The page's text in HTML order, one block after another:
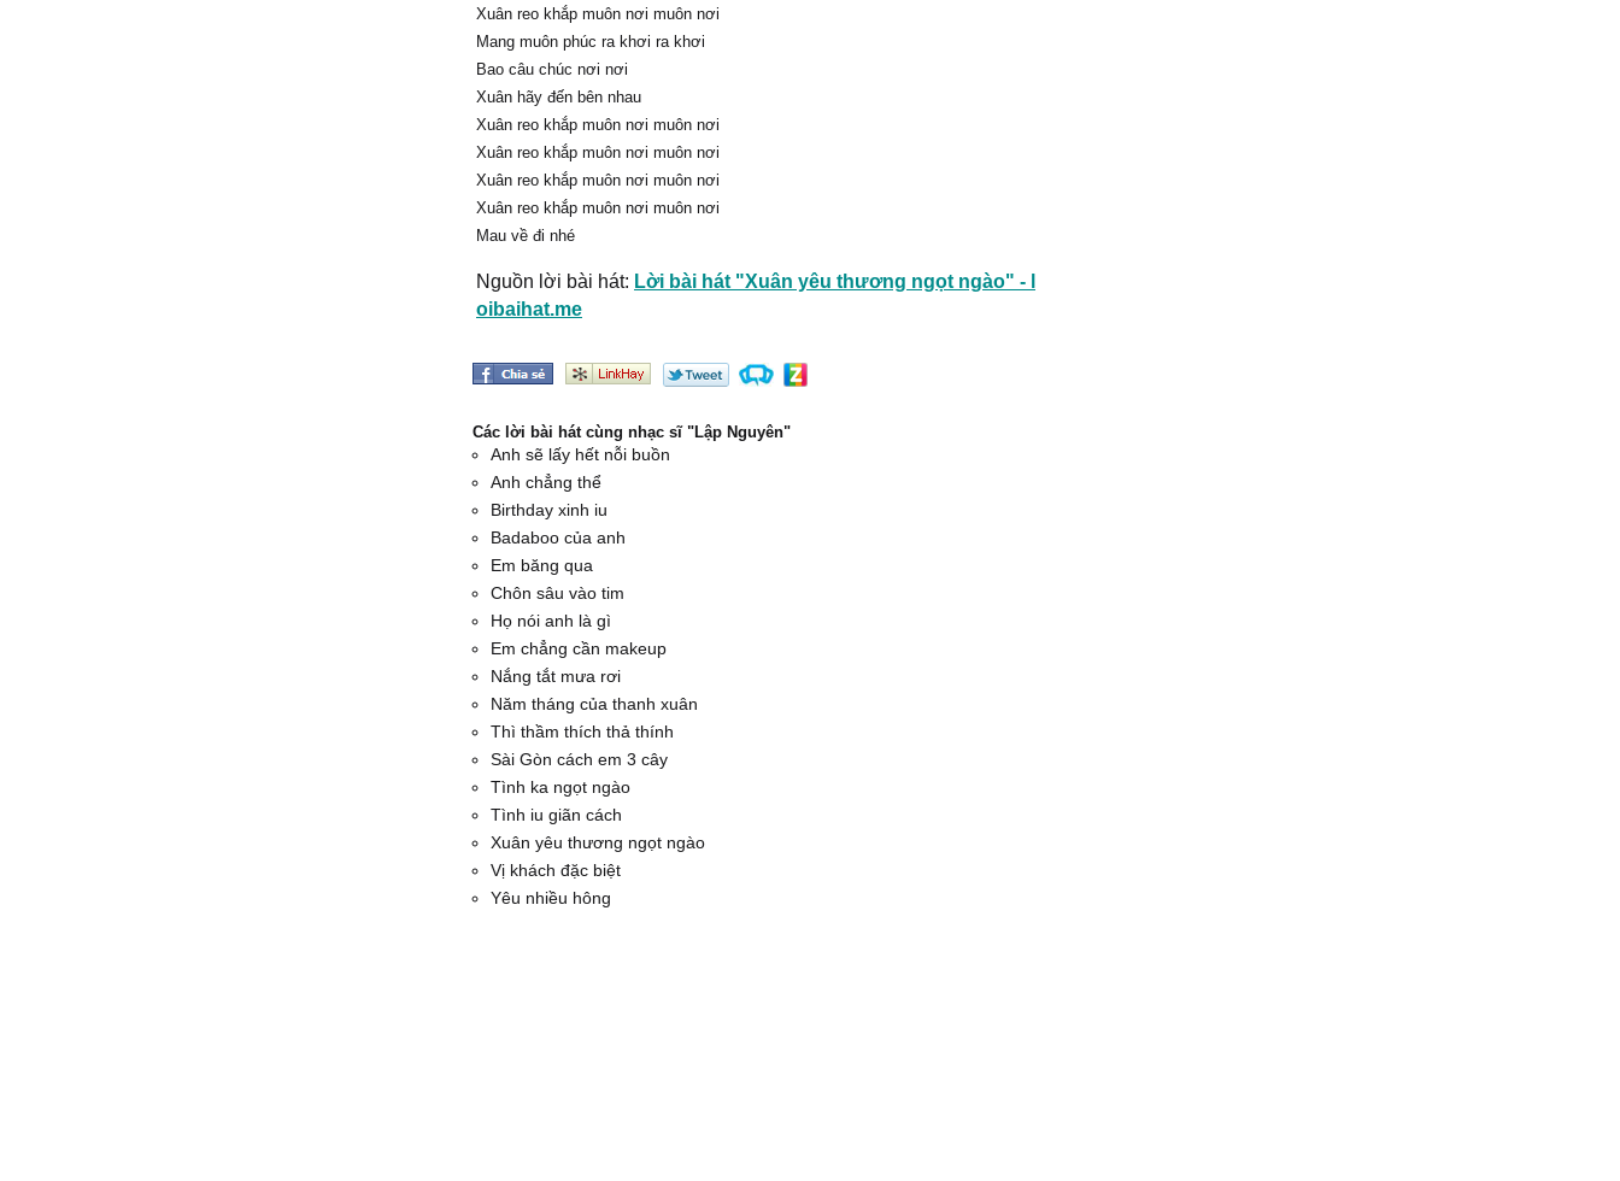
Xuân reo khắp muôn nơi muôn nơi
Mang muôn phúc ra khơi ra khơi
Bao câu chúc nơi nơi
Xuân hãy đến bên nhau
Xuân reo khắp muôn nơi muôn nơi
Xuân reo khắp muôn nơi muôn nơi
Xuân reo khắp muôn nơi muôn nơi
Xuân reo khắp muôn nơi muôn nơi
Mau về đi nhé
Nguồn lời bài hát: Lời bài hát "Xuân yêu thương ngọt ngào" - l
oibaihat.me
Các lời bài hát cùng nhạc sĩ "Lập Nguyên"
Anh sẽ lấy hết nỗi buồn
Anh chẳng thể
Birthday xinh iu
Badaboo của anh
Em băng qua
Chôn sâu vào tim
Họ nói anh là gì
Em chẳng cần makeup
Nắng tắt mưa rơi
Năm tháng của thanh xuân
Thì thầm thích thả thính
Sài Gòn cách em 3 cây
Tình ka ngọt ngào
Tình iu giãn cách
Xuân yêu thương ngọt ngào
Vị khách đặc biệt
Yêu nhiều hông